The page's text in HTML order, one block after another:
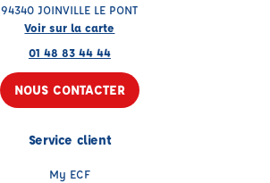
94340 JOINVILLE LE PONT
Voir sur la carte
01 48 83 44 44
NOUS CONTACTER
Service client
My ECF